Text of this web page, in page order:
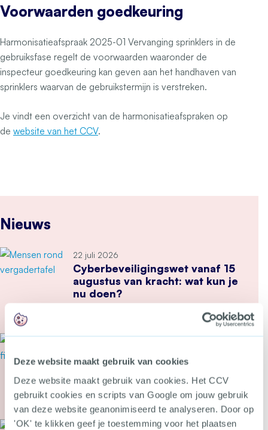
Deze website maakt gebruik van cookies
Deze website maakt gebruik van cookies. Het CCV
gebruikt cookies en scripts van Google om jouw gebruik
van deze website geanonimiseerd te analyseren. Door op
'OK' te klikken geef je toestemming voor het plaatsen
Voorwaarden goedkeuring
Harmonisatieafspraak 2025-01 Vervanging sprinklers in de
gebruiksfase regelt de voorwaarden waaronder de
inspecteur goedkeuring kan geven aan het handhaven van
sprinklers waarvan de gebruikstermijn is verstreken.
Je vindt een overzicht van de harmonisatieafspraken op
de website van het CCV.
Nieuws
22 juli 2026
Cyberbeveiligingswet vanaf 15
augustus van kracht: wat kun je
nu doen?
Meer over Cyberbeveiligingswet vanaf 15
wetsvoorstel tegen heling en
witwassen
Meer over Tweede Kamer stemt in met
20 juli 2026